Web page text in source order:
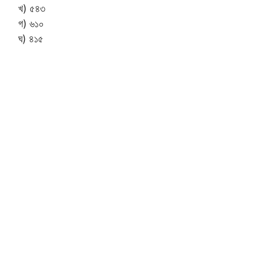
খ) ৫৪৩
গ) ৬১০
ঘ) ৪১৫